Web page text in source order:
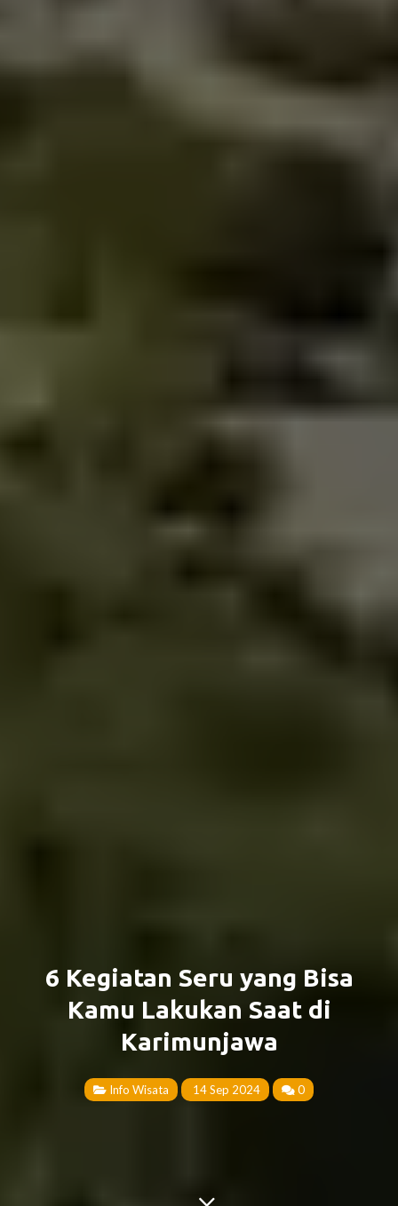
6 Kegiatan Seru yang Bisa
Kamu Lakukan Saat di
Karimunjawa
Info Wisata 14 Sep 2024 0